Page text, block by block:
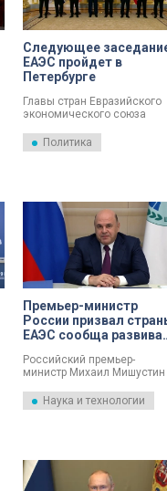
Следующее
ЕАЭС пройдет в
Петербурге
Главы стран Евразийского
экономического союза
проведения следующего
заседания.
Политика
Премьер-министр
России призвал
ЕАЭС сообща
Российский премьер-
министр Михаил Мишустин
Евразийского
экономического союза
Наука и технологии